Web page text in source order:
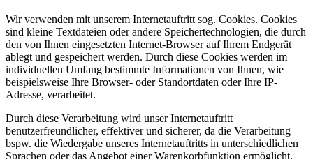
Wir verwenden mit unserem Internetauftritt sog. Cookies. Cookies
sind kleine Textdateien oder andere Speichertechnologien, die durch
den von Ihnen eingesetzten Internet-Browser auf Ihrem Endgerät
ablegt und gespeichert werden. Durch diese Cookies werden im
individuellen Umfang bestimmte Informationen von Ihnen, wie
beispielsweise Ihre Browser- oder Standortdaten oder Ihre IP-
Adresse, verarbeitet.
Durch diese Verarbeitung wird unser Internetauftritt
benutzerfreundlicher, effektiver und sicherer, da die Verarbeitung
bspw. die Wiedergabe unseres Internetauftritts in unterschiedlichen
Sprachen oder das Angebot einer Warenkorbfunktion ermöglicht.